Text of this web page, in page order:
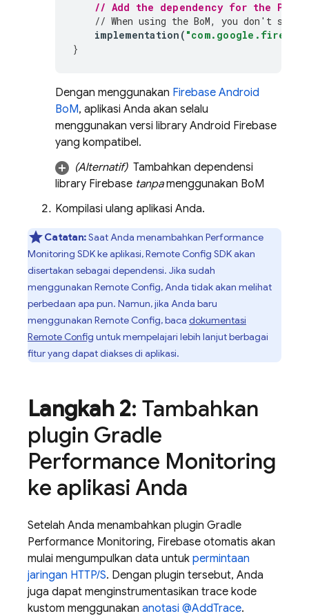
// Add the dependency for the
// When using the BoM, you don't
implementation (
}
Dengan menggunakan Firebase Android
BoM, aplikasi Anda akan selalu
menggunakan versi library Android Firebase
yang kompatibel.
(Alternatif)Tambahkan dependensi
library Firebase tanpamenggunakan BoM
Kompilasi ulang aplikasi Anda.
Catatan:Saat Anda menambahkan Performance
Monitoring SDK ke aplikasi,Remote Config SDK akan
disertakan sebagai dependensi. Jika sudah
menggunakan Remote Config, Anda tidak akan melihat
perbedaan apa pun. Namun, jika Anda baru
menggunakan Remote Config, baca dokumentasi
Remote Config untuk mempelajari lebih lanjut berbagai
fitur yang dapat diakses di aplikasi.
Langkah 2: Tambahkan
plugin Gradle
Performance Monitoring
ke aplikasi Anda
Setelah Anda menambahkan plugin Gradle
Performance Monitoring, Firebase otomatis akan
mulai mengumpulkan data untuk permintaan
jaringan HTTP/S. Dengan plugin tersebut, Anda
juga dapat menginstrumentasikan trace kode
kustom menggunakan anotasi @AddTrace.